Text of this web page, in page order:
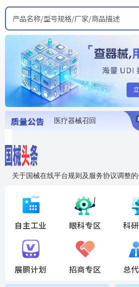
产品名称/型号规格/厂家/商品描述
医疗器械召回
关于国械在线平台规则及服务协议调整
国药创研AED开启全国招商
自主工业 眼科专区 科
展鹏计划 招商专区 总